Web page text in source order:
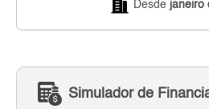
Desde janeiro
Simulador de